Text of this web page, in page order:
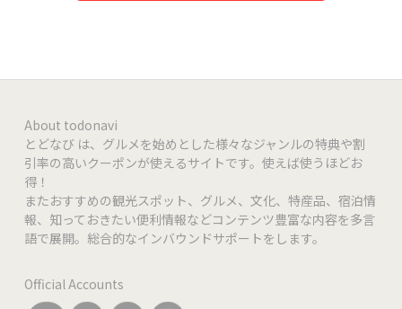
About todonavi
とどなび は、グルメを始めとした様々なジャンルの特典や割
引率の高いクーポンが使えるサイトです。使えば使うほどお
得！
またおすすめの観光スポット、グルメ、文化、特産品、宿泊情
報、知っておきたい便利情報などコンテンツ豊富な内容を多言
語で展開。総合的なインバウンドサポートをします。
Official Accounts